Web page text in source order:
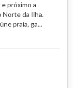
próximo a
Norte da Ilha.
praia, ga...